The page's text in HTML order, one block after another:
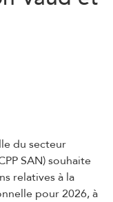
du secteur
SAN) souhaite
relatives à la
pour 2026, à